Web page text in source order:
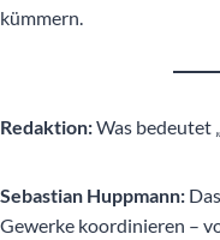
kümmern.
Redaktion:Was bedeutet
Sebastian Huppmann:
Gewerke koordinieren –